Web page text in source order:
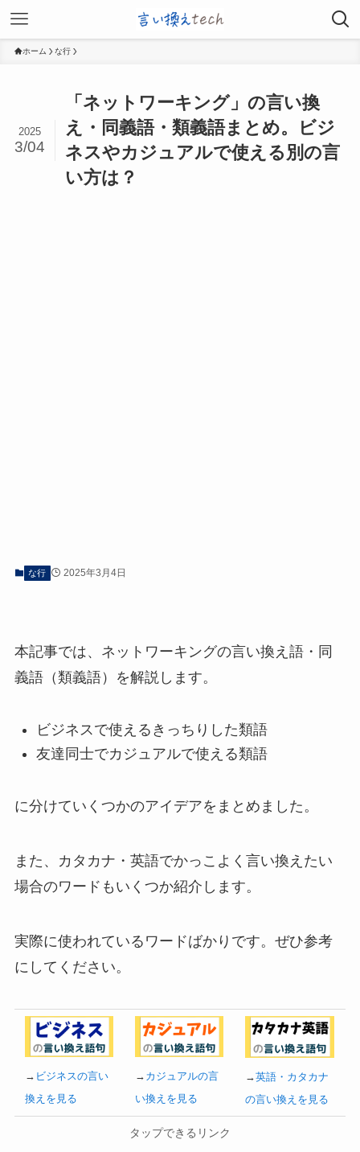
ホーム な行
「ネットワーキング」の言い換
え・同義語・類義語まとめ。ビジ
ネスやカジュアルで使える別の言
い方は？
2025
3/04
な行 2025年3月4日
本記事では、ネットワーキングの言い換え語・同
義語（類義語）を解説します。
ビジネスで使えるきっちりした類語
友達同士でカジュアルで使える類語
に分けていくつかのアイデアをまとめました。
また、カタカナ・英語でかっこよく言い換えたい
場合のワードもいくつか紹介します。
実際に使われているワードばかりです。ぜひ参考
にしてください。
→ ビジネスの言い
換えを見る
→ カジュアルの言
い換えを見る
→英語・カタカナ
の言い換えを見る
タップできるリンク